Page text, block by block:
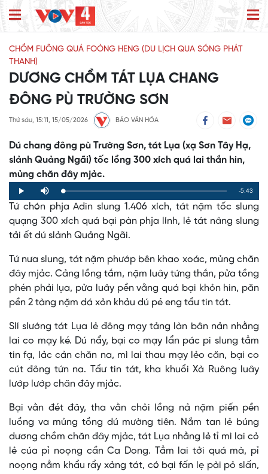
CHỒM FUÔNG QUÁ FOÒNG HENG (DU LỊCH QUA SÓNG PHÁT
THANH)
DƯƠNG CHỒM TÁT LỤA CHANG
ĐÔNG PÙ TRƯỜNG SƠN
Thứ sáu, 15:11, 15/05/2026 BÁO VĂN HÓA
Dú chang đông pù Trường Sơn, tát Lụa (xạ Sơn Tây Hạ,
slảnh Quảng Ngãi) tốc lồng 300 xích quá lai thắn hin,
mủng chăn đây mjảc.
Play Mute Loaded:
0%
Progress:
0%
Remaining
Time
-5:43
Tứ chón phja Adin slung 1.406 xích, tát nặm tốc slung
quạng 300 xích quá bại pàn phja lính, lẻ tát nâng slung
tải ết dú slảnh Quảng Ngãi.
Tứ nưa slung, tát nặm phướp bên khao xoác, mủng chăn
đây mjảc. Cảng lồng tắm, nặm luây tứng thắn, pửa tồng
phén phải lụa, pửa luây pền vằng quá bại khỏn hin, păn
pền 2 tàng nặm dá xỏn khảu dú pé eng tẩư tin tát.
Slí slướng tát Lụa lẻ đông mạy tảng làn bân nản nhằng
lai co mạy ké. Dú nẩy, bại co mạy lẩn pác pi slung tẳm
tin fạ, lảc cản chăn na, mì lai thau mạy lẻo căn, bại co
cút đông tứn na. Tẩư tin tát, kha khuổi Xà Ruông luây
lướp lướp chăn đây mjảc.
Bại vằn đét đây, tha vằn chỏi lồng nả nặm piến pền
luồng va mủng tồng dú mường tiên. Nắm tan lẻ búng
dương chồm chăn đây mjảc, tát Lụa nhằng lẻ tỉ mì lai cỏ
lẻ cúa pỉ noọng cần Ca Dong. Tẳm lai tởi quá mà, pỉ
noọng nẳm khẩu rẩy xảng tát, có bại fấn lẹ pài pỏ slấn,